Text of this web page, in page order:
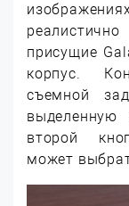
присущие
корпус.
съемной
второй
может